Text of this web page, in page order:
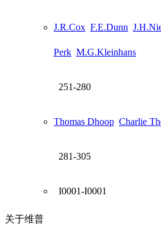
J.R.Cox F.E.Dunn
Perk M.G.Kleinhans
251-280
Thomas Dhoop Charlie
281-305
I0001-I0001
关于维普